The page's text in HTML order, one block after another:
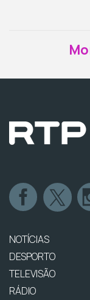
NOTÍCIAS
DESPORTO
TELEVISÃO
RÁDIO